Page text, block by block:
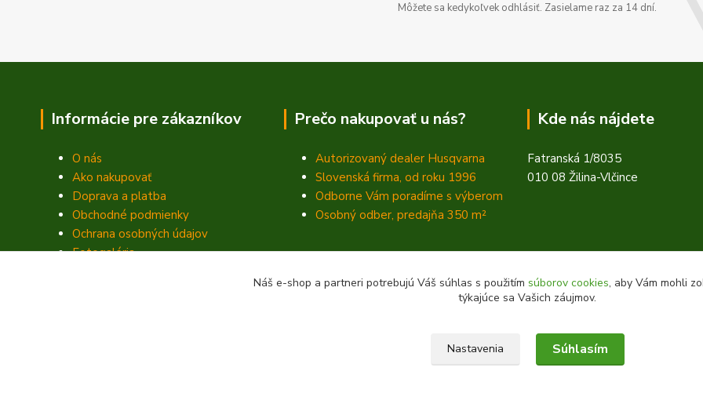
Môžete sa kedykoľvek odhlásiť. Zasielame raz za 14 dní.
Informácie pre zákazníkov
O nás
Ako nakupovať
Doprava a platba
Obchodné podmienky
Ochrana osobných údajov
Fotogaléria
Prečo nakupovať u nás?
Autorizovaný dealer Husqvarna
Slovenská firma, od roku 1996
Odborne Vám poradíme s výberom
Osobný odber, predajňa 350 m²
Kde nás nájdete
Fatranská 1/8035
010 08 Žilina-Vlčince
Náš e-shop a partneri potrebujú Váš súhlas s použitím súborov cookies, aby Vám mohli
týkajúce sa Vašich záujmov.
Nastavenia Súhlasím